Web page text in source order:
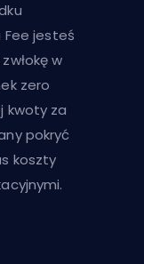
Fee jesteś
w
zero
kwoty za
pokryć
koszty